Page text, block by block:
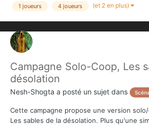
un jeu pour 2 à 4 joueurs...
1 joueurs 4 joueurs (et 2 en plus)
Campagne Solo-Coop, Les
désolation
Nesh-Shogta a posté un sujet dans
Cette campagne propose une version
Les sables de la désolation. Plus qu'une